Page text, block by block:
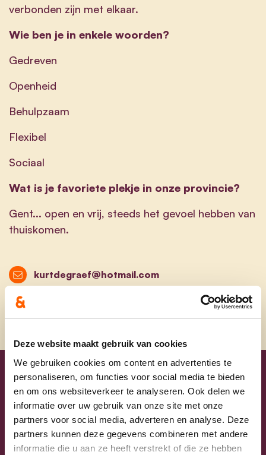
Deze website maakt gebruik van cookies
We gebruiken cookies om content en advertenties te
personaliseren, om functies voor social media te bieden
en om ons websiteverkeer te analyseren. Ook delen we
informatie over uw gebruik van onze site met onze
partners voor social media, adverteren en analyse. Deze
partners kunnen deze gegevens combineren met andere
informatie die u aan ze heeft verstrekt of die ze hebben
verbonden zijn met elkaar.
Wie ben je in enkele woorden?
Gedreven
Openheid
Behulpzaam
Flexibel
Sociaal
Wat is je favoriete plekje in onze provincie?
Gent... open en vrij, steeds het gevoel hebben van
thuiskomen.
kurtdegraef@hotmail.com
Uw lijsttrekkers